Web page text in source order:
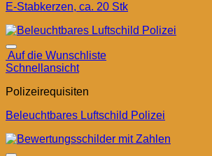
E-Stabkerzen, ca. 20 Stk
Auf die Wunschliste
Schnellansicht
Polizeirequisiten
Beleuchtbares Luftschild Polizei